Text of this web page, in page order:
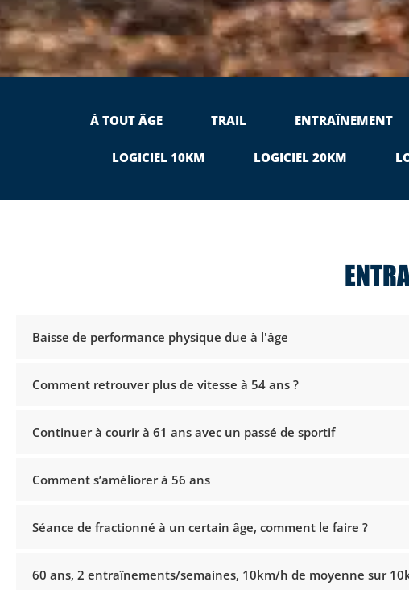
À TOUT ÂGE TRAIL ENTRAÎNEMENT
LOGICIEL 10KM LOGICIEL 20KM
Baisse de performance physique due à l'âge
Comment retrouver plus de vitesse à 54 ans ?
Continuer à courir à 61 ans avec un passé de sportif
Comment s’améliorer à 56 ans
Séance de fractionné à un certain âge, comment le faire ?
60 ans, 2 entraînements/semaines, 10km/h de moyenne sur